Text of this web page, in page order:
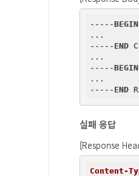
-----BEGIN
...
----- END
...
-----BEGIN
...
----- END
실패 응답
[Response
Content-